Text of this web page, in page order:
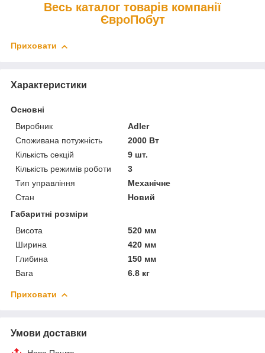
Весь каталог товарів компанії
ЄвроПобут
Приховати
Характеристики
Основні
Виробник
Adler
Споживана потужність
2000 Вт
Кількість секцій
9 шт.
Кількість режимів роботи
3
Тип управління
Механічне
Стан
Новий
Габаритні розміри
Висота
520 мм
Ширина
420 мм
Глибина
150 мм
Вага
6.8 кг
Приховати
Умови доставки